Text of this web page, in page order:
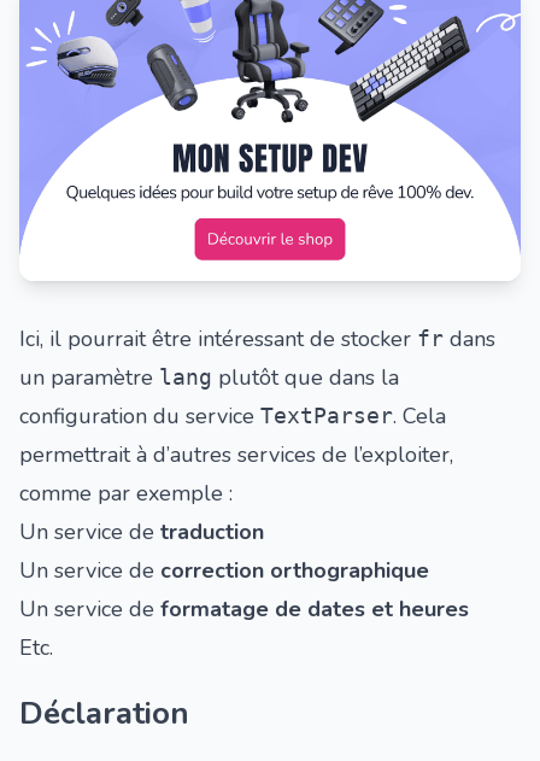
Ici, il pourrait être intéressant de stocker fr dans
un paramètre lang plutôt que dans la
configuration du service TextParser. Cela
permettrait à d’autres services de l’exploiter,
comme par exemple :
Un service de traduction
Un service de correction orthographique
Un service de formatage de dates et heures
Etc.
Déclaration